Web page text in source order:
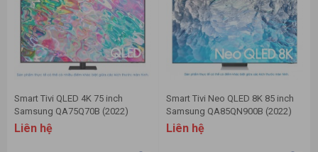
Smart Tivi QLED 4K 75 inch
Samsung QA75Q70B (2022)
Liên hệ
Smart Tivi Neo QLED 8K 85 inch
Samsung QA85QN900B (2022)
Liên hệ